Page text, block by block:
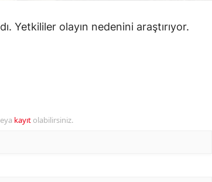
Yetkililer olayın nedenini araştırıyor.
kayıt olabilirsiniz.